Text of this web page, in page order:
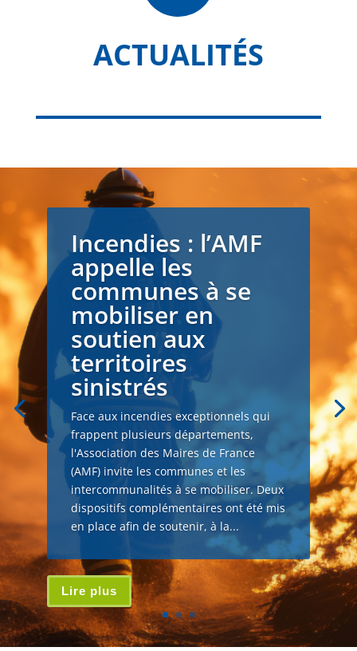
ACTUALITÉS
Incendies : l’AMF
appelle les
communes à se
mobiliser en
soutien aux
territoires
sinistrés
Face aux incendies exceptionnels qui
frappent plusieurs départements,
l'Association des Maires de France
(AMF) invite les communes et les
intercommunalités à se mobiliser. Deux
dispositifs complémentaires ont été mis
en place afin de soutenir, à la...
Lire plus